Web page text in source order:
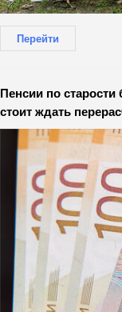
Перейти
Пенсии по
стоит ждать